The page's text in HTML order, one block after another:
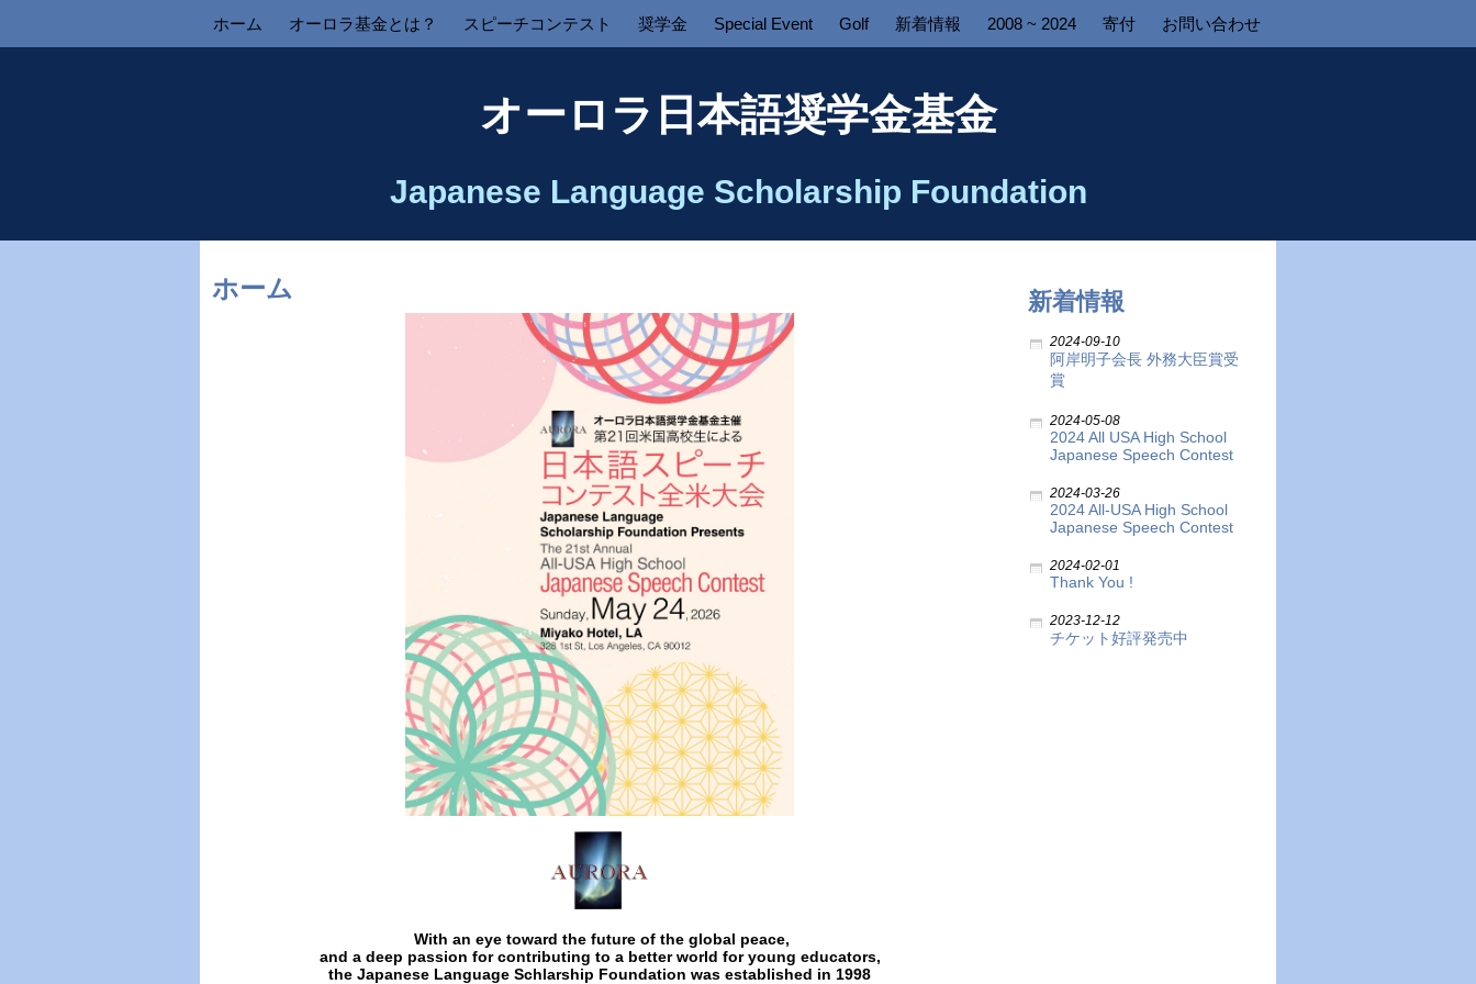
ホーム オーロラ基金とは？ スピーチコンテスト 奨学金 Special Event Golf 新着情報 2008 ~ 2024 寄付 お問い合わせ
オーロラ日本語奨学金基金
Japanese Language Scholarship Foundation
ホーム
With an eye toward the future of the global peace,
and a deep passion for contributing to a better world for young educators,
the Japanese Language Schlarship Foundation was established in 1998
新着情報
2024-09-10
阿岸明子会長 外務大臣賞受
賞
2024-05-08
2024 All USA High School
Japanese Speech Contest
2024-03-26
2024 All-USA High School
Japanese Speech Contest
2024-02-01
Thank You !
2023-12-12
チケット好評発売中